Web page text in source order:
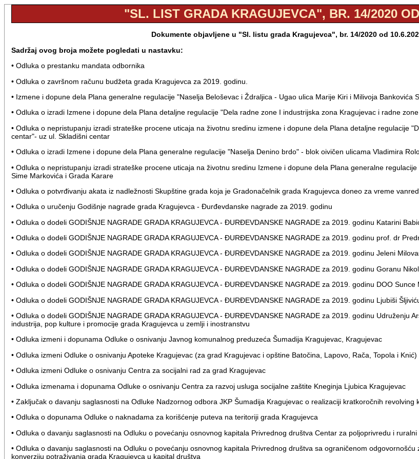
"SL. LIST GRADA KRAGUJEVCA", BR. 14/2020
Dokumente objavljene u "Sl. listu grada Kragujevca", br. 14/2020 od
Sadržaj ovog broja možete pogledati u nastavku:
• Odluka o prestanku mandata odbornika
• Odluka o završnom računu budžeta grada Kragujevca za 2019. godinu.
• Izmene i dopune dela Plana generalne regulacije "Naselja Beloševac i Ždraljica - Ugao ulica Marije Kiri i Milivoja Bankovića
• Odluka o izradi Izmene i dopune dela Plana detaljne regulacije "Dela radne zone I industrijska zona Kragujevac i radne
• Odluka o nepristupanju izradi strateške procene uticaja na životnu sredinu izmene i dopune dela Plana detaljne regulacije
centar"- uz ul. Skladišni centar
• Odluka o izradi Izmene i dopune dela Plana generalne regulacije "Naselja Denino brdo" - blok oivičen ulicama Vladimira
• Odluka o nepristupanju izradi strateške procene uticaja na životnu sredinu Izmene i dopune dela Plana generalne
Sime Markovića i Grada Karare
• Odluka o potvrđivanju akata iz nadležnosti Skupštine grada koja je Gradonačelnik grada Kragujevca doneo za vreme
• Odluka o uručenju Godišnje nagrade grada Kragujevca - Đurđevdanske nagrade za 2019. godinu
• Odluka o dodeli GODIŠNJE NAGRADE GRADA KRAGUJEVCA - ĐURĐEVDANSKE NAGRADE za 2019. godinu Katarini
• Odluka o dodeli GODIŠNJE NAGRADE GRADA KRAGUJEVCA - ĐURĐEVDANSKE NAGRADE za 2019. godinu prof. dr
• Odluka o dodeli GODIŠNJE NAGRADE GRADA KRAGUJEVCA - ĐURĐEVDANSKE NAGRADE za 2019. godinu Jeleni
• Odluka o dodeli GODIŠNJE NAGRADE GRADA KRAGUJEVCA - ĐURĐEVDANSKE NAGRADE za 2019. godinu Goranu
• Odluka o dodeli GODIŠNJE NAGRADE GRADA KRAGUJEVCA - ĐURĐEVDANSKE NAGRADE za 2019. godinu DOO
• Odluka o dodeli GODIŠNJE NAGRADE GRADA KRAGUJEVCA - ĐURĐEVDANSKE NAGRADE za 2019. godinu Ljubiši
• Odluka o dodeli GODIŠNJE NAGRADE GRADA KRAGUJEVCA - ĐURĐEVDANSKE NAGRADE za 2019. godinu
industrija, pop kulture i promocije grada Kragujevca u zemlji i inostranstvu
• Odluka izmeni i dopunama Odluke o osnivanju Javnog komunalnog preduzeća Šumadija Kragujevac, Kragujevac
• Odluka izmeni Odluke o osnivanju Apoteke Kragujevac (za grad Kragujevac i opštine Batočina, Lapovo, Rača, Topola i Knić)
• Odluka izmeni Odluke o osnivanju Centra za socijalni rad za grad Kragujevac
• Odluka izmenama i dopunama Odluke o osnivanju Centra za razvoj usluga socijalne zaštite Kneginja Ljubica Kragujevac
• Zaključak o davanju saglasnosti na Odluke Nadzornog odbora JKP Šumadija Kragujevac o realizaciji kratkoročnih revolving
• Odluka o dopunama Odluke o naknadama za korišćenje puteva na teritoriji grada Kragujevca
• Odluka o davanju saglasnosti na Odluku o povećanju osnovnog kapitala Privrednog društva Centar za poljoprivredu i
• Odluka o davanju saglasnosti na Odluku o povećanju osnovnog kapitala Privrednog društva sa ograničenom
konverziju potraživanja grada Kragujevca u kapital društva